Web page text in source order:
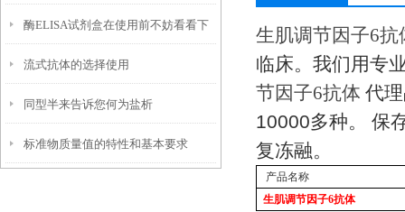
酶ELISA试剂盒在使用前不妨看看下
文！
流式抗体的选择使用
同型半来告诉您何为盐析
标准物质量值的特性和基本要求
生肌调节因子6抗
临床。我们用专
节因子6抗体 代
10000多种。
保
复冻融。
产品名称
生肌调节因子6抗体